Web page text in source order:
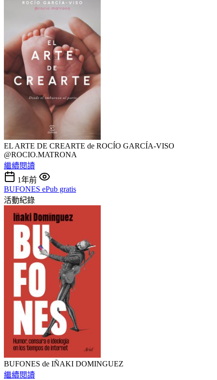
EL ARTE DE CREARTE de ROCÍO GARCÍA-VISO
@ROCIO.MATRONA
繼續閱讀
1年前
BUFONES ePub gratis
活動紀錄
BUFONES de IÑAKI DOMINGUEZ
繼續閱讀